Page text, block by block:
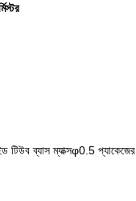
টিউব ব্যাস ম্যাক্সφ0.5